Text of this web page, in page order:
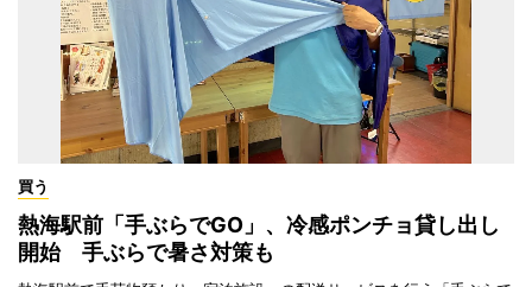
買う
熱海駅前「手ぶらでGO」、冷感ポンチョ貸し出し
開始 手ぶらで暑さ対策も